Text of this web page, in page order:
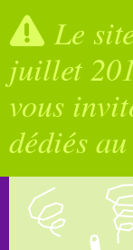
Le
juillet
vous
dédiés